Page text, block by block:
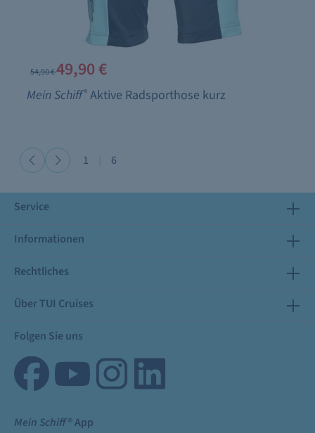
54,90 €49,90 €
Mein Schiff® Aktive Radsporthose kurz
1 6
Service
Informationen
Rechtliches
Über TUI Cruises
Folgen Sie uns
Mein Schiff® App